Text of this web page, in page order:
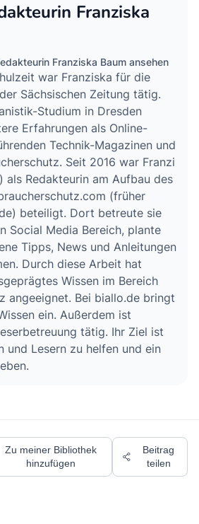
Franziska
Franziska Baum ansehen
war Franziska für die
Sächsischen Zeitung tätig.
Studium in Dresden
Erfahrungen als Online-
Technik-Magazinen und
Seit 2016 war Franzi
als Redakteurin am Aufbau des
(früher
beteiligt. Dort betreute sie
Social Media Bereich, plante
Tipps, News und Anleitungen
Durch diese Arbeit hat
Wissen im Bereich
angeeignet. Bei biallo.de bringt
ein. Außerdem ist
tätig. Ihr Ziel ist
und Lesern zu helfen und ein
Zu meiner Bibliothek
hinzufügen
Beitrag
teilen